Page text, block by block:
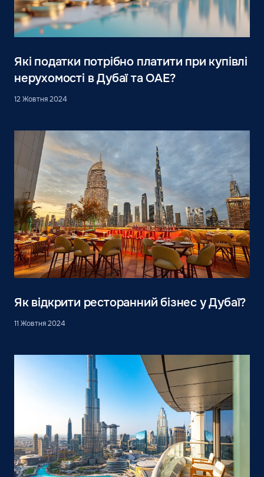
Які податки потрібно платити при купівлі
нерухомості в Дубаї та ОАЕ?
12 Жовтня 2024
Як відкрити ресторанний бізнес у Дубаї?
11 Жовтня 2024